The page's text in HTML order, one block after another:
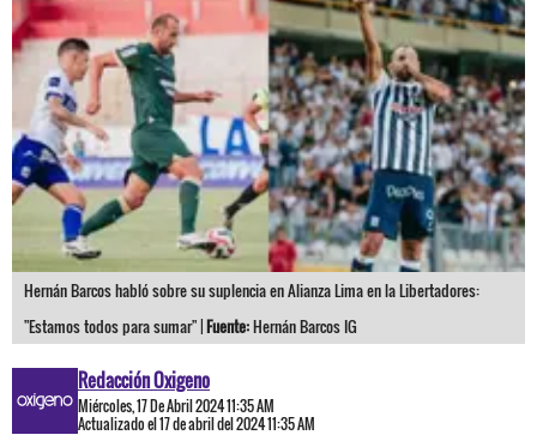
Hernán Barcos habló sobre su suplencia en Alianza Lima en la Libertadores:
"Estamos todos para sumar" |Fuente:Hernán Barcos IG
Redacción Oxigeno
Miércoles, 17 De Abril 2024 11:35 AM
Actualizado el 17 de abril del 2024 11:35 AM